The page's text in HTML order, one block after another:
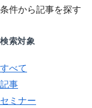
条件から記事を探す
検索対象
すべて
記事
セミナー